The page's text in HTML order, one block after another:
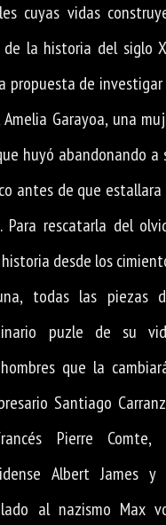
cuyas vidas
la historia del siglo
propuesta de investigar
Garayoa, una
huyó abandonando a
antes de que estallara
Para rescatarla del
desde los
todas las piezas
puzle de su
que la
Santiago
Pierre Comte,
Albert James y
al nazismo Max